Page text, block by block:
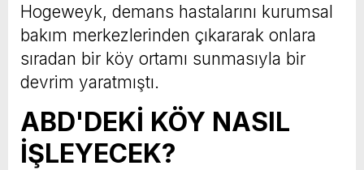
Hogeweyk, demans hastalarını kurumsal
bakım merkezlerinden çıkararak onlara
sıradan bir köy ortamı sunmasıyla bir
devrim yaratmıştı.
ABD'DEKİ KÖY NASIL
İŞLEYECEK?